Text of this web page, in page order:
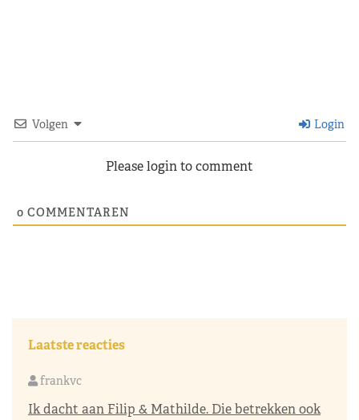
Volgen Login
Please login to comment
0 COMMENTAREN
Laatste reacties
frankvc
Ik dacht aan Filip & Mathilde. Die betrekken ook